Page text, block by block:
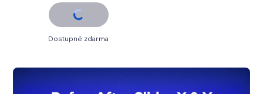
Dostupné zdarma